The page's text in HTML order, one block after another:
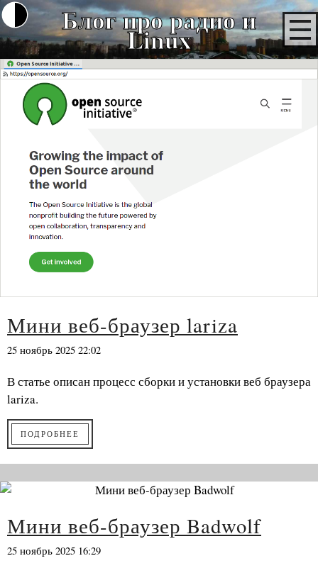
Блог про радио и
Linux
Мини веб-браузер lariza
25 ноябрь 2025 22:02
В статье описан процесс сборки и установки веб браузера
lariza.
ПОДРОБНЕЕ
Мини веб-браузер Badwolf
25 ноябрь 2025 16:29